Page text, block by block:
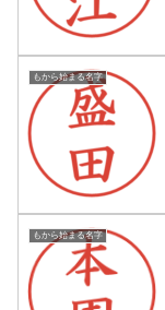
もから始まる名字
もから始まる名字